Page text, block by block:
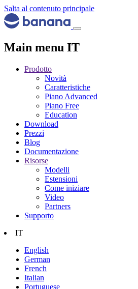
Salta al contenuto principale
Main menu IT
Prodotto
Novità
Caratteristiche
Piano Advanced
Piano Free
Education
Download
Prezzi
Blog
Documentazione
Risorse
Modelli
Estensioni
Come iniziare
Video
Partners
Supporto
IT
English
German
French
Italian
Portuguese